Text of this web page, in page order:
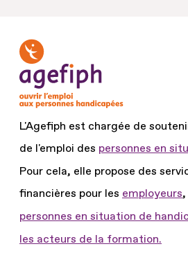
L'Agefiph est chargée de
de l'emploi des personnes en
Pour cela, elle propose des
financières pour les employeurs
personnes en situation de
les acteurs de la formation.